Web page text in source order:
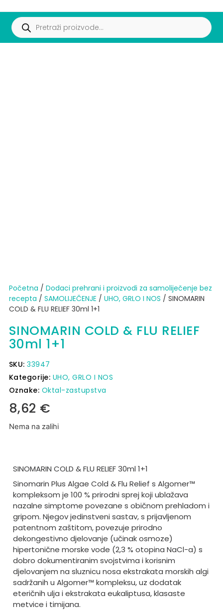
Početna / Dodaci prehrani i proizvodi za samoliječenje bez
recepta / SAMOLIJEČENJE / UHO, GRLO I NOS / SINOMARIN
COLD & FLU RELIEF 30ml 1+1
SINOMARIN COLD & FLU RELIEF
30ml 1+1
SKU:33947
Kategorije: UHO, GRLO I NOS
Oznake: Oktal-zastupstva
8,62 €
Nema na zalihi
SINOMARIN COLD & FLU RELIEF 30ml 1+1
Sinomarin Plus Algae Cold & Flu Relief s Algomer™
kompleksom je 100 % prirodni sprej koji ublažava
nazalne simptome povezane s običnom prehladom i
gripom. Njegov jedinstveni sastav, s prijavljenom
patentnom zaštitom, povezuje prirodno
dekongestivno djelovanje (učinak osmoze)
hipertonične morske vode (2,3 % otopina NaCl-a) s
dobro dokumentiranim svojstvima i korisnim
djelovanjem na sluznicu nosa ekstrakata morskih algi
sadržanih u Algomer™ kompleksu, uz dodatak
eteričnih ulja i ekstrakata eukaliptusa, klasaste
metvice i timijana.